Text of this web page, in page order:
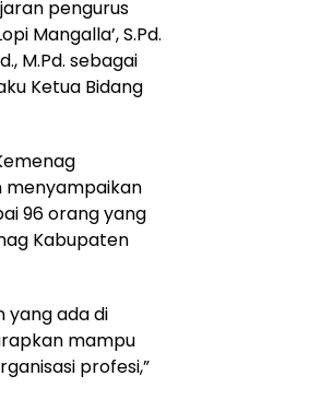
pengurus
Mangalla’, S.Pd.
M.Pd. sebagai
Ketua Bidang
menyampaikan
96 orang yang
Kabupaten
yang ada di
mampu
profesi,”